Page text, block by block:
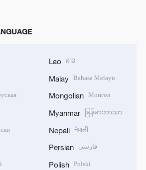
Lao ລາວ
Malay Bahasa Melayu
Mongolian Монгол
Myanmar မြန်မာဘာသာ
Nepali नेपाली
Persian فارسی
Polish Polski